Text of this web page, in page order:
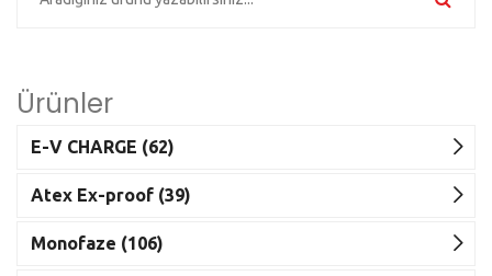
Ürünler
E-V CHARGE (62)
Atex Ex-proof (39)
Monofaze (106)